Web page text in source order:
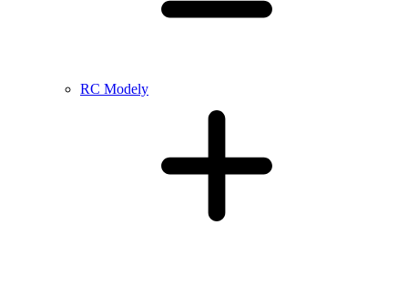
RC Modely